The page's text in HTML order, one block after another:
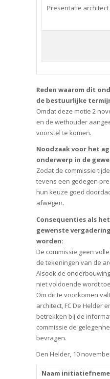
Presentatie
Reden waarom dit
de bestuurlijke
Omdat deze motie 2
en de wethouder
voorstel te komen.
Noodzaak voor het
onderwerp in de
Zodat de commissie
tevens een gedegen
hun keuze goed
afwegen.
Consequenties als
gewenste
worden:
De commissie geen
de tekeningen van de
Alsook de
niet voldoende wordt
Om dit te voorkomen
architect, FC De Helder
betrekken bij de
commissie de
bevragen.
Den Helder, 10
Naam